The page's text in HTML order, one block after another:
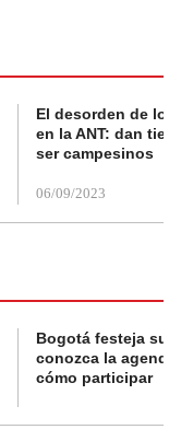
El desorden de
en la ANT: dan
ser campesinos
06/09/2023
Bogotá festeja su
conozca la
cómo participar